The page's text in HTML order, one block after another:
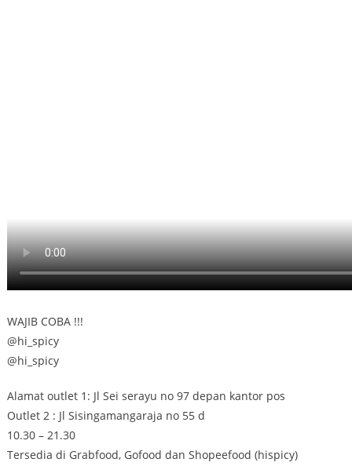
WAJIB COBA !!!
@hi_spicy
@hi_spicy
Alamat outlet 1: Jl Sei serayu no 97 depan kantor pos
Outlet 2 : Jl Sisingamangaraja no 55 d
10.30 – 21.30
Tersedia di Grabfood, Gofood dan Shopeefood (hispicy)